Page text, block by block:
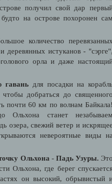
получил свой дар
на острове похоронен
количество
деревянных истуканов -
орла и даже
гавань для посадки на
добраться до
почти 60 км по волнам
станет
озера, свежий ветер и
невероятные виды
Ольхона - Падь Узуры.
Ольхона, где берег
он высокий, обрывистый